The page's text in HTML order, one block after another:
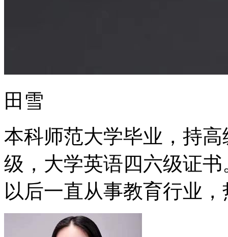
田雪
本科师范大学毕业，持
级，大学英语四六级证
以后一直从事教育行业